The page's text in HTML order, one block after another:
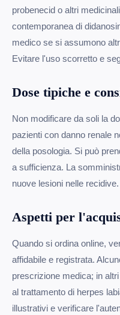
probenecid o altri
contemporanea di
medico se si assumono
Evitare l'uso scorretto e
Dose tipiche e
Non modificare da soli la
pazienti con danno renale
della posologia. Si può
a sufficienza. La
nuove lesioni nelle recidive.
Aspetti per
Quando si ordina online,
affidabile e registrata.
prescrizione medica; in
al trattamento di herpes
illustrativi e verificare